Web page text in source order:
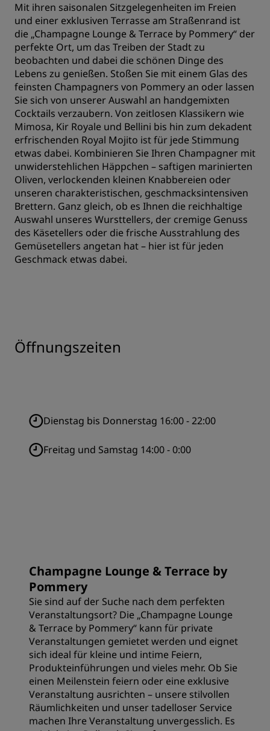
Mit ihren saisonalen Sitzgelegenheiten im Freien
und einer exklusiven Terrasse am Straßenrand ist
die „Champagne Lounge & Terrace by Pommery“ der
perfekte Ort, um das Treiben der Stadt zu
beobachten und dabei die schönen Dinge des
Lebens zu genießen. Stoßen Sie mit einem Glas des
feinsten Champagners von Pommery an oder lassen
Sie sich von unserer Auswahl an handgemixten
Cocktails verzaubern. Von zeitlosen Klassikern wie
Mimosa, Kir Royale und Bellini bis hin zum dekadent
erfrischenden Royal Mojito ist für jede Stimmung
etwas dabei. Kombinieren Sie Ihren Champagner mit
unwiderstehlichen Häppchen – saftigen marinierten
Oliven, verlockenden kleinen Knabbereien oder
unseren charakteristischen, geschmacksintensiven
Brettern. Ganz gleich, ob es Ihnen die reichhaltige
Auswahl unseres Wursttellers, der cremige Genuss
des Käsetellers oder die frische Ausstrahlung des
Gemüsetellers angetan hat – hier ist für jeden
Geschmack etwas dabei.
Öffnungszeiten
Dienstag bis Donnerstag 16:00 - 22:00
Freitag und Samstag 14:00 - 0:00
Champagne Lounge & Terrace by
Pommery
Sie sind auf der Suche nach dem perfekten
Veranstaltungsort? Die „Champagne Lounge
& Terrace by Pommery“ kann für private
Veranstaltungen gemietet werden und eignet
sich ideal für kleine und intime Feiern,
Produkteinführungen und vieles mehr. Ob Sie
einen Meilenstein feiern oder eine exklusive
Veranstaltung ausrichten – unsere stilvollen
Räumlichkeiten und unser tadelloser Service
machen Ihre Veranstaltung unvergesslich. Es